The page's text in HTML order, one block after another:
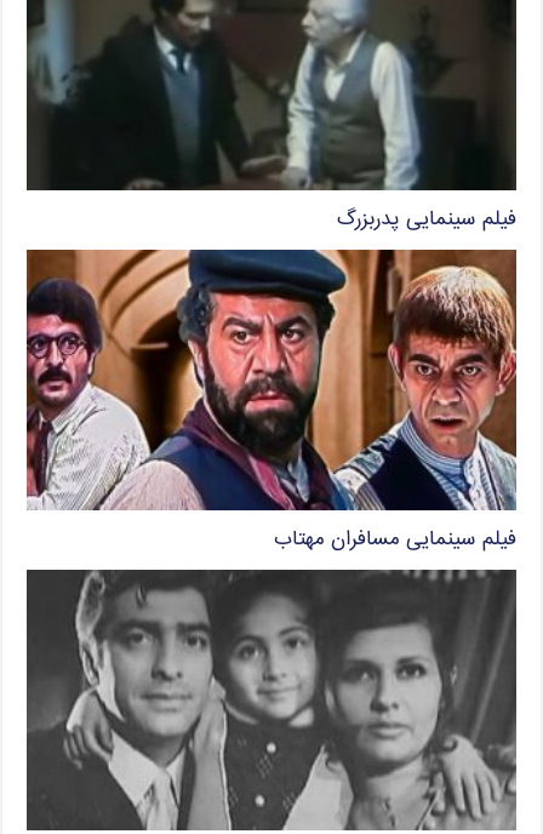
فیلم سینمایی پدربزرگ
فیلم سینمایی مسافران مهتاب